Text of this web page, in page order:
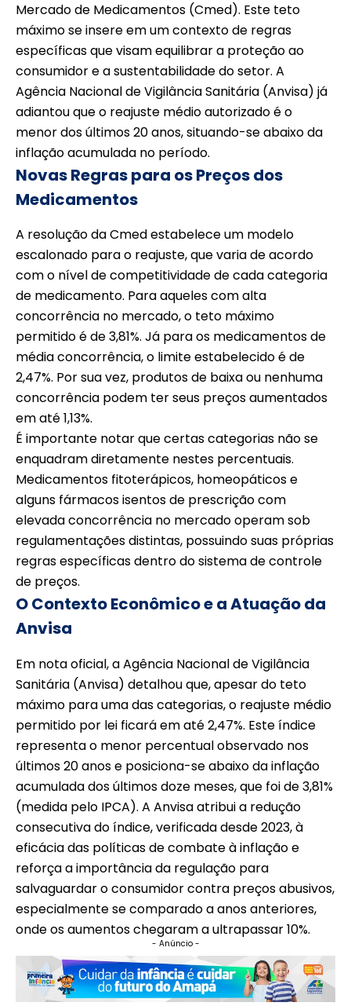
Mercado de Medicamentos (Cmed). Este teto
máximo se insere em um contexto de regras
específicas que visam equilibrar a proteção ao
consumidor e a sustentabilidade do setor. A
Agência Nacional de Vigilância Sanitária (Anvisa) já
adiantou que o reajuste médio autorizado é o
menor dos últimos 20 anos, situando-se abaixo da
inflação acumulada no período.
Novas Regras para os Preços dos
Medicamentos
A resolução da Cmed estabelece um modelo
escalonado para o reajuste, que varia de acordo
com o nível de competitividade de cada categoria
de medicamento. Para aqueles com alta
concorrência no mercado, o teto máximo
permitido é de 3,81%. Já para os medicamentos de
média concorrência, o limite estabelecido é de
2,47%. Por sua vez, produtos de baixa ou nenhuma
concorrência podem ter seus preços aumentados
em até 1,13%.
É importante notar que certas categorias não se
enquadram diretamente nestes percentuais.
Medicamentos fitoterápicos, homeopáticos e
alguns fármacos isentos de prescrição com
elevada concorrência no mercado operam sob
regulamentações distintas, possuindo suas próprias
regras específicas dentro do sistema de controle
de preços.
O Contexto Econômico e a Atuação da
Anvisa
Em nota oficial, a Agência Nacional de Vigilância
Sanitária (Anvisa) detalhou que, apesar do teto
máximo para uma das categorias, o reajuste médio
permitido por lei ficará em até 2,47%. Este índice
representa o menor percentual observado nos
últimos 20 anos e posiciona-se abaixo da inflação
acumulada dos últimos doze meses, que foi de 3,81%
(medida pelo IPCA). A Anvisa atribui a redução
consecutiva do índice, verificada desde 2023, à
eficácia das políticas de combate à inflação e
reforça a importância da regulação para
salvaguardar o consumidor contra preços abusivos,
especialmente se comparado a anos anteriores,
onde os aumentos chegaram a ultrapassar 10%.
- Anúncio -